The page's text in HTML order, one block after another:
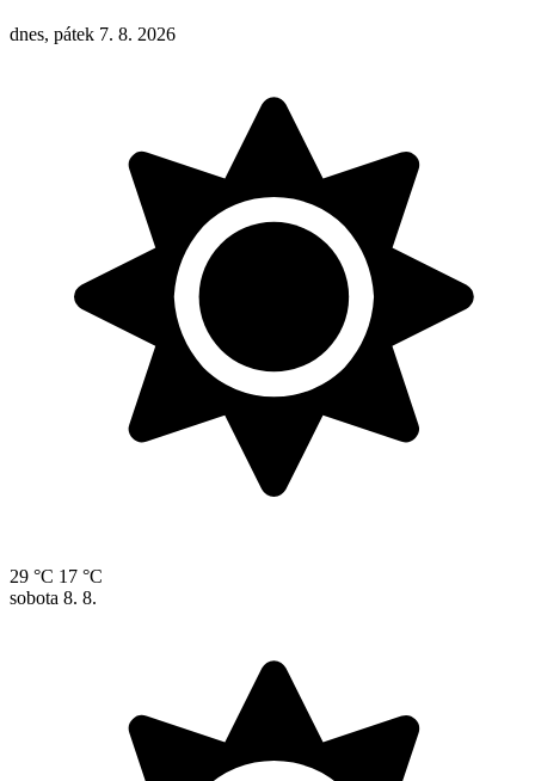
dnes, pátek 7. 8. 2026
29 °C 17 °C
sobota 8. 8.